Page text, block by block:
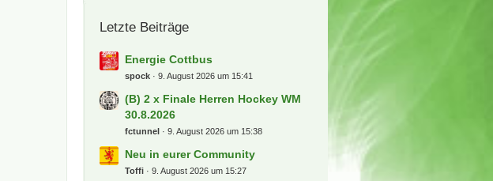
Letzte Beiträge
Energie Cottbus
spock 9. August 2026 um 15:41
(B) 2 x Finale Herren Hockey WM
30.8.2026
fctunnel 9. August 2026 um 15:38
Neu in eurer Community
Toffi 9. August 2026 um 15:27